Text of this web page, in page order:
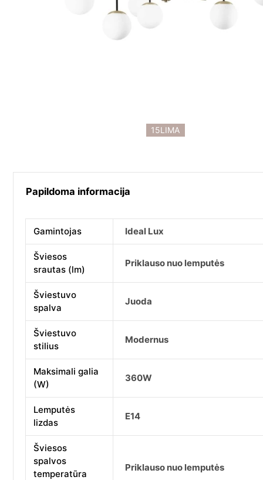
15LIMA
Papildoma informacija
Gamintojas Ideal Lux
Šviesos
srautas (lm)
Priklauso nuo lemputės
Šviestuvo
spalva
Juoda
Šviestuvo
stilius
Modernus
Maksimali galia
(W)
360W
Lemputės
lizdas
E14
Šviesos
spalvos
temperatūra
Priklauso nuo lemputės